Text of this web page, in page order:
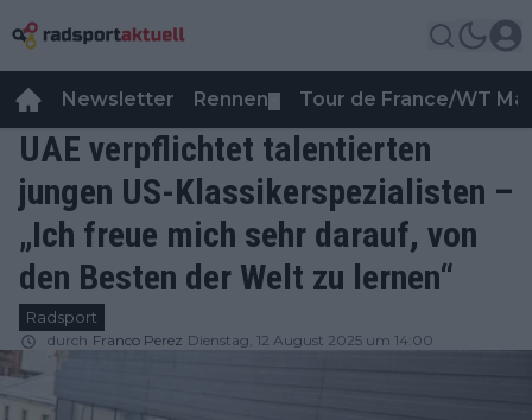
Newsletter Rennen Tour de France/WT
UAE verpflichtet talentierten
jungen US-Klassikerspezialisten –
„Ich freue mich sehr darauf, von
den Besten der Welt zu lernen“
Radsport
durch Franco Perez Dienstag, 12 August 2025 um 14:00